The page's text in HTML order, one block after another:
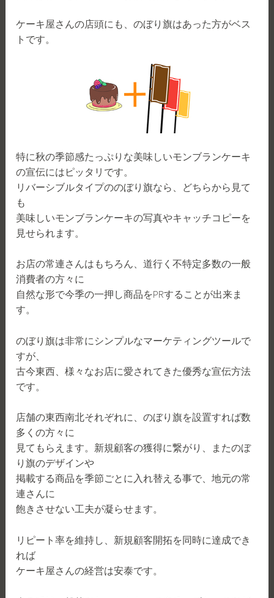
ケーキ屋さんの店頭にも、のぼり旗はあった方がベス
トです。
特に秋の季節感たっぷりな美味しいモンブランケーキ
の宣伝にはピッタリです。
リバーシブルタイプののぼり旗なら、どちらから見て
も
美味しいモンブランケーキの写真やキャッチコピーを
見せられます。
お店の常連さんはもちろん、道行く不特定多数の一般
消費者の方々に
自然な形で今季の一押し商品をPRすることが出来ま
す。
のぼり旗は非常にシンプルなマーケティングツールで
すが、
古今東西、様々なお店に愛されてきた優秀な宣伝方法
です。
店舗の東西南北それぞれに、のぼり旗を設置すれば数
多くの方々に
見てもらえます。新規顧客の獲得に繋がり、またのぼ
り旗のデザインや
掲載する商品を季節ごとに入れ替える事で、地元の常
連さんに
飽きさせない工夫が凝らせます。
リピート率を維持し、新規顧客開拓を同時に達成でき
れば
ケーキ屋さんの経営は安泰です。